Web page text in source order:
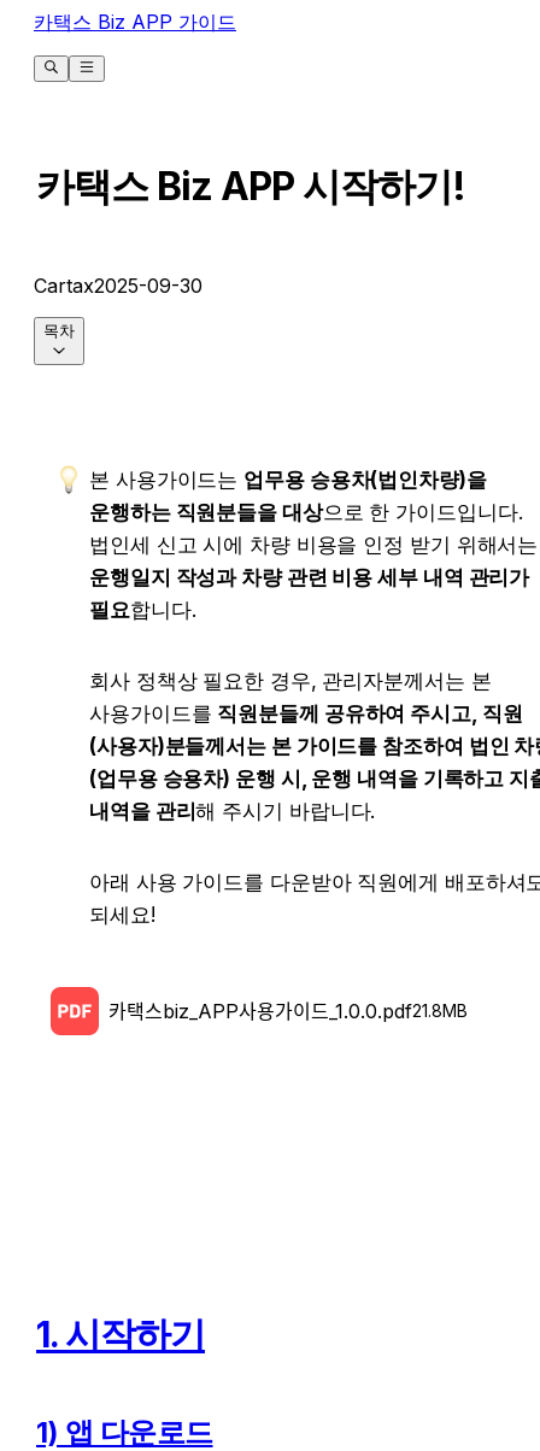
카택스 Biz APP 가이드
카택스 Biz APP 시작하기!
Cartax2025-09-30
본 사용가이드는 업무용 승용차(법인차량)을
운행하는 직원분들을 대상으로 한 가이드입니다.
운행일지 작성과 차량 관련 비용 세부 내역 관리가
필요합니다.
회사 정책상 필요한 경우, 관리자분께서는 본
사용가이드를 직원분들께 공유하여 주시고, 직원
(사용자)분들께서는 본 가이드를 참조하여 법인 차
(업무용 승용차) 운행 시, 운행 내역을 기록하고 지
내역을 관리해 주시기 바랍니다.
아래 사용 가이드를 다운받아 직원에게 배포하셔
되세요!
카택스biz_APP사용가이드_1.0.0.pdf21.8MB
1. 시작하기
1) 앱 다운로드
목차